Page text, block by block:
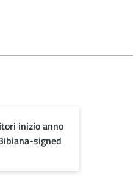
inizio anno
signed